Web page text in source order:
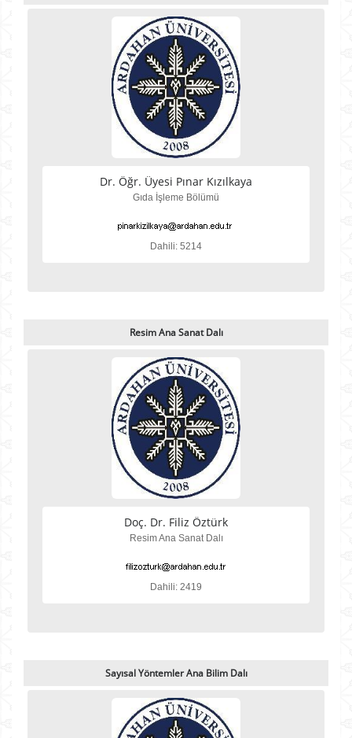
Dr. Öğr. Üyesi Pınar Kızılkaya
Gıda İşleme Bölümü
Dahili: 5214
Resim Ana Sanat Dalı
Doç. Dr. Filiz Öztürk
Resim Ana Sanat Dalı
Dahili: 2419
Sayısal Yöntemler Ana Bilim Dalı